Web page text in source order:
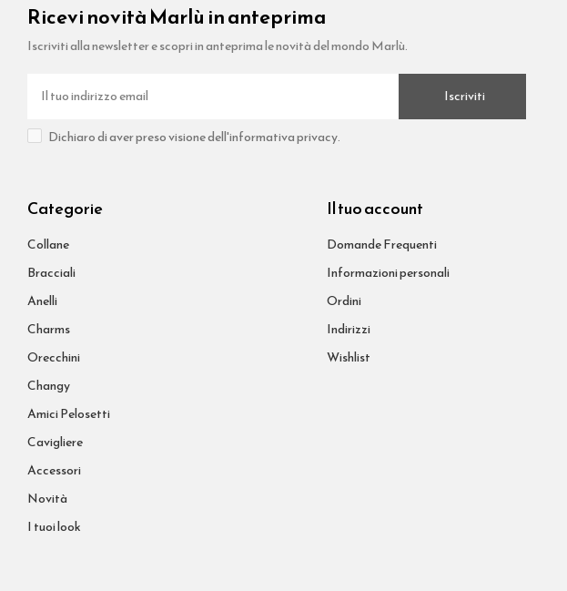
Ricevi novità Marlù in anteprima
Iscriviti alla newsletter e scopri in anteprima le novità del mondo Marlù.
Iscriviti
Dichiaro di aver preso visione dell'informativa privacy.
Categorie
Collane
Bracciali
Anelli
Charms
Orecchini
Changy
Amici Pelosetti
Cavigliere
Accessori
Novità
I tuoi look
Il tuo account
Domande Frequenti
Informazioni personali
Ordini
Indirizzi
Wishlist